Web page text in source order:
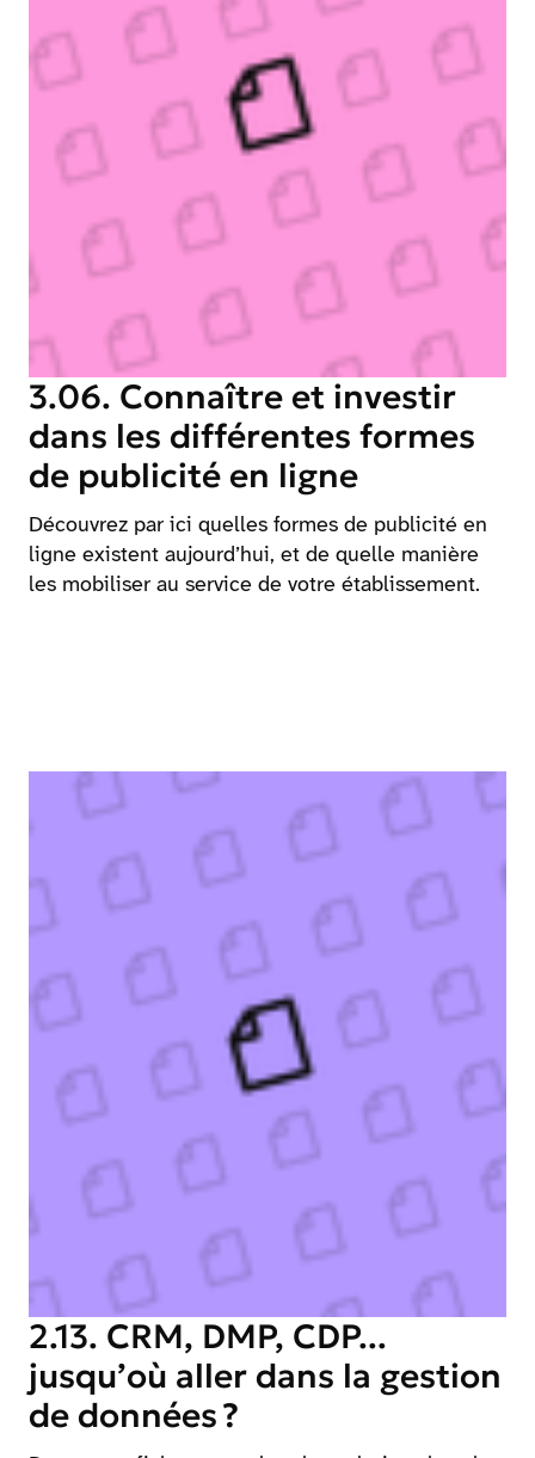
3.06. Connaître et investir
dans les différentes formes
de publicité en ligne
Découvrez par ici quelles formes de publicité en
ligne existent aujourd’hui, et de quelle manière
les mobiliser au service de votre établissement.
2.13. CRM, DMP, CDP...
jusqu’où aller dans la gestion
de données ?